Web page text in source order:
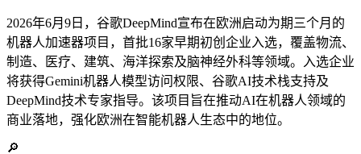
2026年6月9日，谷歌DeepMind宣布在欧洲启动为期三个月的
机器人加速器项目，首批16家早期初创企业入选，覆盖物流、
制造、医疗、建筑、海洋探索及脑神经外科等领域。入选企业
将获得Gemini机器人模型访问权限、谷歌AI技术栈支持及
DeepMind技术专家指导。该项目旨在推动AI在机器人领域的
商业落地，强化欧洲在智能机器人生态中的地位。
🔎